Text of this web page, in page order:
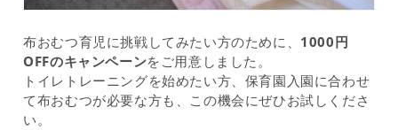
布おむつ育児に挑戦してみたい方のために、 1000円
OFFのキャンペーンをご用意しました。
トイレトレーニングを始めたい方、保育園入園に合わせ
て布おむつが必要な方も、この機会にぜひお試しくださ
い。